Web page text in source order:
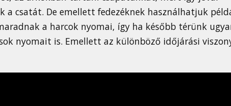
a csatát. De emellett fedezéknek használhatjuk
a harcok nyomai, így ha később térünk
nyomait is. Emellett az különböző időjárási